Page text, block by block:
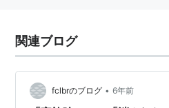
関連ブログ
fclbrのブログ • 6年前